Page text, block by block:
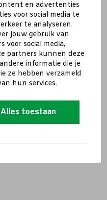
en advertenties
voor social media te
te analyseren.
jouw gebruik van
voor social media,
partners kunnen deze
informatie die je
ze hebben verzameld
hun services.
Alles toestaan